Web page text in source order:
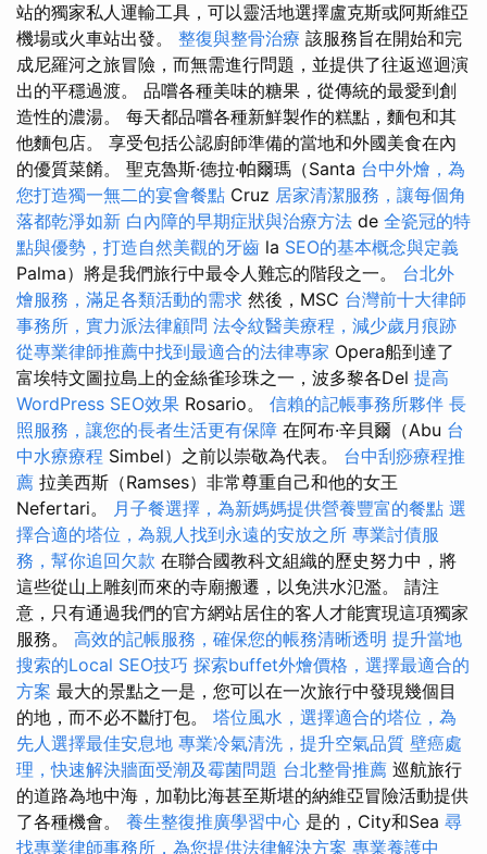
站的獨家私人運輸工具，可以靈活地選擇盧克斯或阿斯維亞
機場或火車站出發。 整復與整骨治療 該服務旨在開始和完
成尼羅河之旅冒險，而無需進行問題，並提供了往返巡迴演
出的平穩過渡。 品嚐各種美味的糖果，從傳統的最愛到創
造性的濃湯。 每天都品嚐各種新鮮製作的糕點，麵包和其
他麵包店。 享受包括公認廚師準備的當地和外國美食在內
的優質菜餚。 聖克魯斯·德拉·帕爾瑪（Santa 台中外燴，為
您打造獨一無二的宴會餐點 Cruz 居家清潔服務，讓每個角
落都乾淨如新 白內障的早期症狀與治療方法 de 全瓷冠的特
點與優勢，打造自然美觀的牙齒 la SEO的基本概念與定義
Palma）將是我們旅行中最令人難忘的階段之一。 台北外
燴服務，滿足各類活動的需求 然後，MSC 台灣前十大律師
事務所，實力派法律顧問 法令紋醫美療程，減少歲月痕跡
從專業律師推薦中找到最適合的法律專家 Opera船到達了
富埃特文圖拉島上的金絲雀珍珠之一，波多黎各Del 提高
WordPress SEO效果 Rosario。 信賴的記帳事務所夥伴 長
照服務，讓您的長者生活更有保障 在阿布·辛貝爾（Abu 台
中水療療程 Simbel）之前以崇敬為代表。 台中刮痧療程推
薦 拉美西斯（Ramses）非常尊重自己和他的女王
Nefertari。 月子餐選擇，為新媽媽提供營養豐富的餐點 選
擇合適的塔位，為親人找到永遠的安放之所 專業討債服
務，幫你追回欠款 在聯合國教科文組織的歷史努力中，將
這些從山上雕刻而來的寺廟搬遷，以免洪水氾濫。 請注
意，只有通過我們的官方網站居住的客人才能實現這項獨家
服務。 高效的記帳服務，確保您的帳務清晰透明 提升當地
搜索的Local SEO技巧 探索buffet外燴價格，選擇最適合的
方案 最大的景點之一是，您可以在一次旅行中發現幾個目
的地，而不必不斷打包。 塔位風水，選擇適合的塔位，為
先人選擇最佳安息地 專業冷氣清洗，提升空氣品質 壁癌處
理，快速解決牆面受潮及霉菌問題 台北整骨推薦 巡航旅行
的道路為地中海，加勒比海甚至斯堪的納維亞冒險活動提供
了各種機會。 養生整復推廣學習中心 是的，City和Sea 尋
找專業律師事務所，為您提供法律解決方案 專業養護中